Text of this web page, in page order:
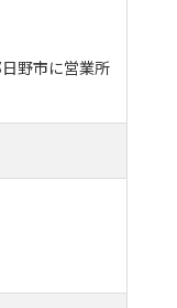
野市に営業所